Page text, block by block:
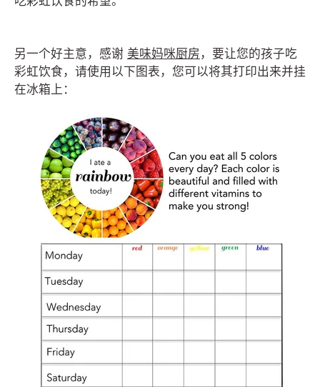
另一个好主意，感谢 美味妈咪厨房 ，要让您的孩子吃
彩虹饮食，请使用以下图表，您可以将其打印出来并挂
在冰箱上：